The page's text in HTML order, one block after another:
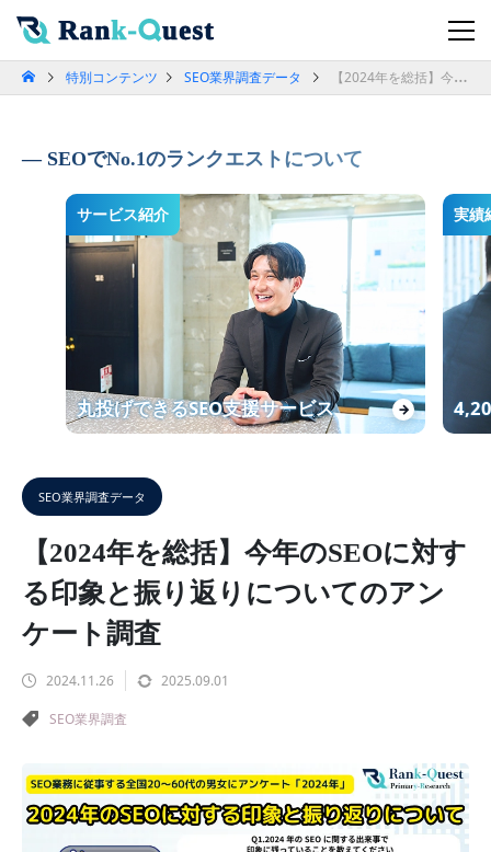
特別コンテンツ SEO業界調査データ 【2024年を総括】今年のSEOに対する印象と振り返りについてのアンケート調査
SEOでNo.1のランクエストについて
サービス紹介
丸投げできるSEO支援サービス →
実績
SEO業界調査データ
【2024年を総括】今年のSEOに対す
る印象と振り返りについてのアン
ケート調査
2024.11.26 2025.09.01
SEO業界調査